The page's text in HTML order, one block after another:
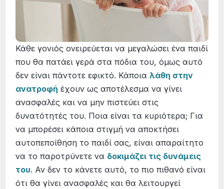
Κάθε γονιός ονειρεύεται να μεγαλώσει ένα παιδί
που θα πατάει γερά στα πόδια του, όμως αυτό
δεν είναι πάντοτε εφικτό. Κάποιαλάθη στην
ανατροφή έχουν ως αποτέλεσμα να γίνει
ανασφαλές και να μην πιστεύει στις
δυνατότητές του. Ποια είναι τα κυριότερα; Για
να μπορέσει κάποια στιγμή να αποκτήσει
αυτοπεποίθηση το παιδί σας, είναι απαραίτητο
να το παροτρύνετε να δοκιμάζει τις δυνάμεις
του. Αν δεν το κάνετε αυτό, το πιο πιθανό είναι
ότι θα γίνει ανασφαλές και θα λειτουργεί